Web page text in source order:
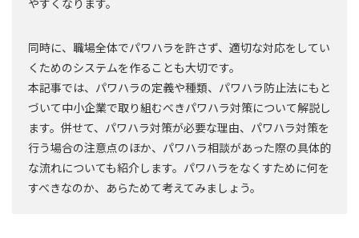
同時に、職場全体でパワハラを許さず、適切な対応をしてい
くためのシステムを作ることも大切です。
本記事では、パワハラの定義や種類、パワハラ防止法にもと
づいて中小企業で取り組むべきパワハラ対策について解説し
ます。併せて、パワハラ対策が必要な理由、パワハラ対策を
行う場合の注意点のほか、パワハラ相談があった際の具体的
な流れについても紹介します。パワハラをなくすために何を
すべきなのか、あらためて考えてみましょう。